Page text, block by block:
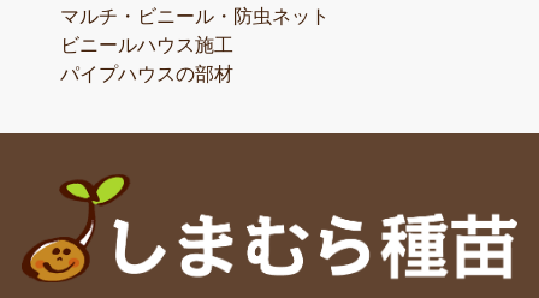
マルチ・ビニール・防虫ネット
ビニールハウス施工
パイプハウスの部材